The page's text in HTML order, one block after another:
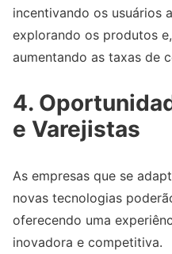
incentivando os usuários
explorando os produtos
aumentando as taxas de
4.
e Varejistas
As empresas que se
novas tecnologias
oferecendo uma
inovadora e competitiva.